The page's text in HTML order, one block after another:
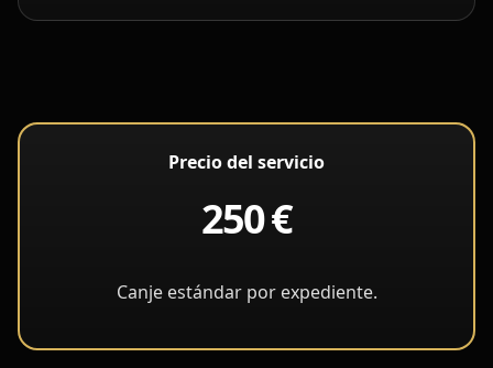
Precio del servicio
250 €
Canje estándar por expediente.